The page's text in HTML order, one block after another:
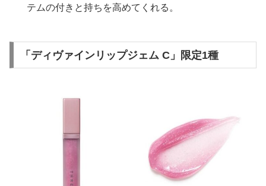
テムの付きと持ちを高めてくれる。
「ディヴァインリップジェム C」限定1種